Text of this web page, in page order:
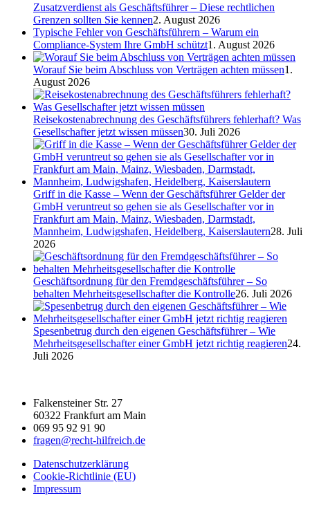
Zusatzverdienst als Geschäftsführer – Diese rechtlichen
Grenzen sollten Sie kennen2. August 2026
Typische Fehler von Geschäftsführern – Warum ein
Compliance-System Ihre GmbH schützt1. August 2026
Worauf Sie beim Abschluss von Verträgen achten müssen1.
August 2026
Reisekostenabrechnung des Geschäftsführers fehlerhaft? Was
Gesellschafter jetzt wissen müssen30. Juli 2026
Griff in die Kasse – Wenn der Geschäftsführer Gelder der
GmbH veruntreut so gehen sie als Gesellschafter vor in
Frankfurt am Main, Mainz, Wiesbaden, Darmstadt,
Mannheim, Ludwigshafen, Heidelberg, Kaiserslautern28. Juli
2026
Geschäftsordnung für den Fremdgeschäftsführer – So
behalten Mehrheitsgesellschafter die Kontrolle26. Juli 2026
Spesenbetrug durch den eigenen Geschäftsführer – Wie
Mehrheitsgesellschafter einer GmbH jetzt richtig reagieren24.
Juli 2026
Falkensteiner Str. 27
60322 Frankfurt am Main
069 95 92 91 90
fragen@recht-hilfreich.de
Datenschutzerklärung
Cookie-Richtlinie (EU)
Impressum